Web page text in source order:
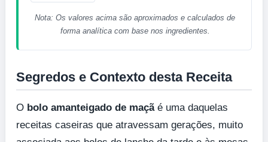
Nota: Os valores acima são aproximados e calculados de
forma analítica com base nos ingredientes.
Segredos e Contexto desta Receita
O bolo amanteigado de maçãé uma daquelas
receitas caseiras que atravessam gerações, muito